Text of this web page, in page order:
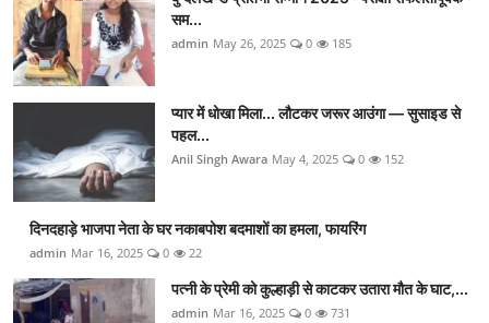
सम...
admin May 26, 2025 0 185
प्यार में धोखा मिला... लौटकर जरूर आउंगा — सुसाइड से
पहल...
Anil Singh Awara May 4, 2025 0 152
दिनदहाड़े भाजपा नेता के घर नकाबपोश बदमाशों का हमला, फायरिंग
admin Mar 16, 2025 0 22
पत्नी के प्रेमी को कुल्हाड़ी से काटकर उतारा मौत के घाट,...
admin Mar 16, 2025 0 731